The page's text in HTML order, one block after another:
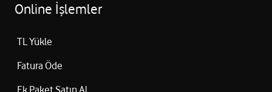
Online İşlemler
TL Yükle
Fatura Öde
Ek Paket Satın Al